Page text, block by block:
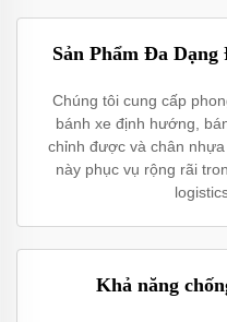
Sản Phẩm Đa
Chúng tôi cung cấp
bánh xe định hướng,
chỉnh được và chân
này phục vụ rộng rãi
Khả năng